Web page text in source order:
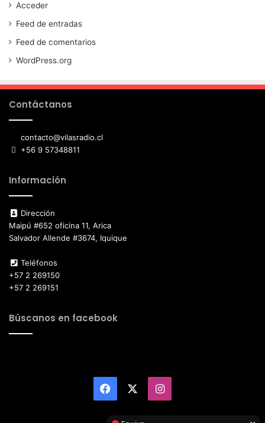
Acceder
Feed de entradas
Feed de comentarios
WordPress.org
Contáctanos
contacto@vilasradio.cl
+56 9 57348811
Información
Dirección
Maipú #652 oficina 11, Arica
Salvador Allende #3674, Iquique
Teléfonos
+57 2 269150
+57 2 269151
Búscanos en facebook
Facebook Instagram